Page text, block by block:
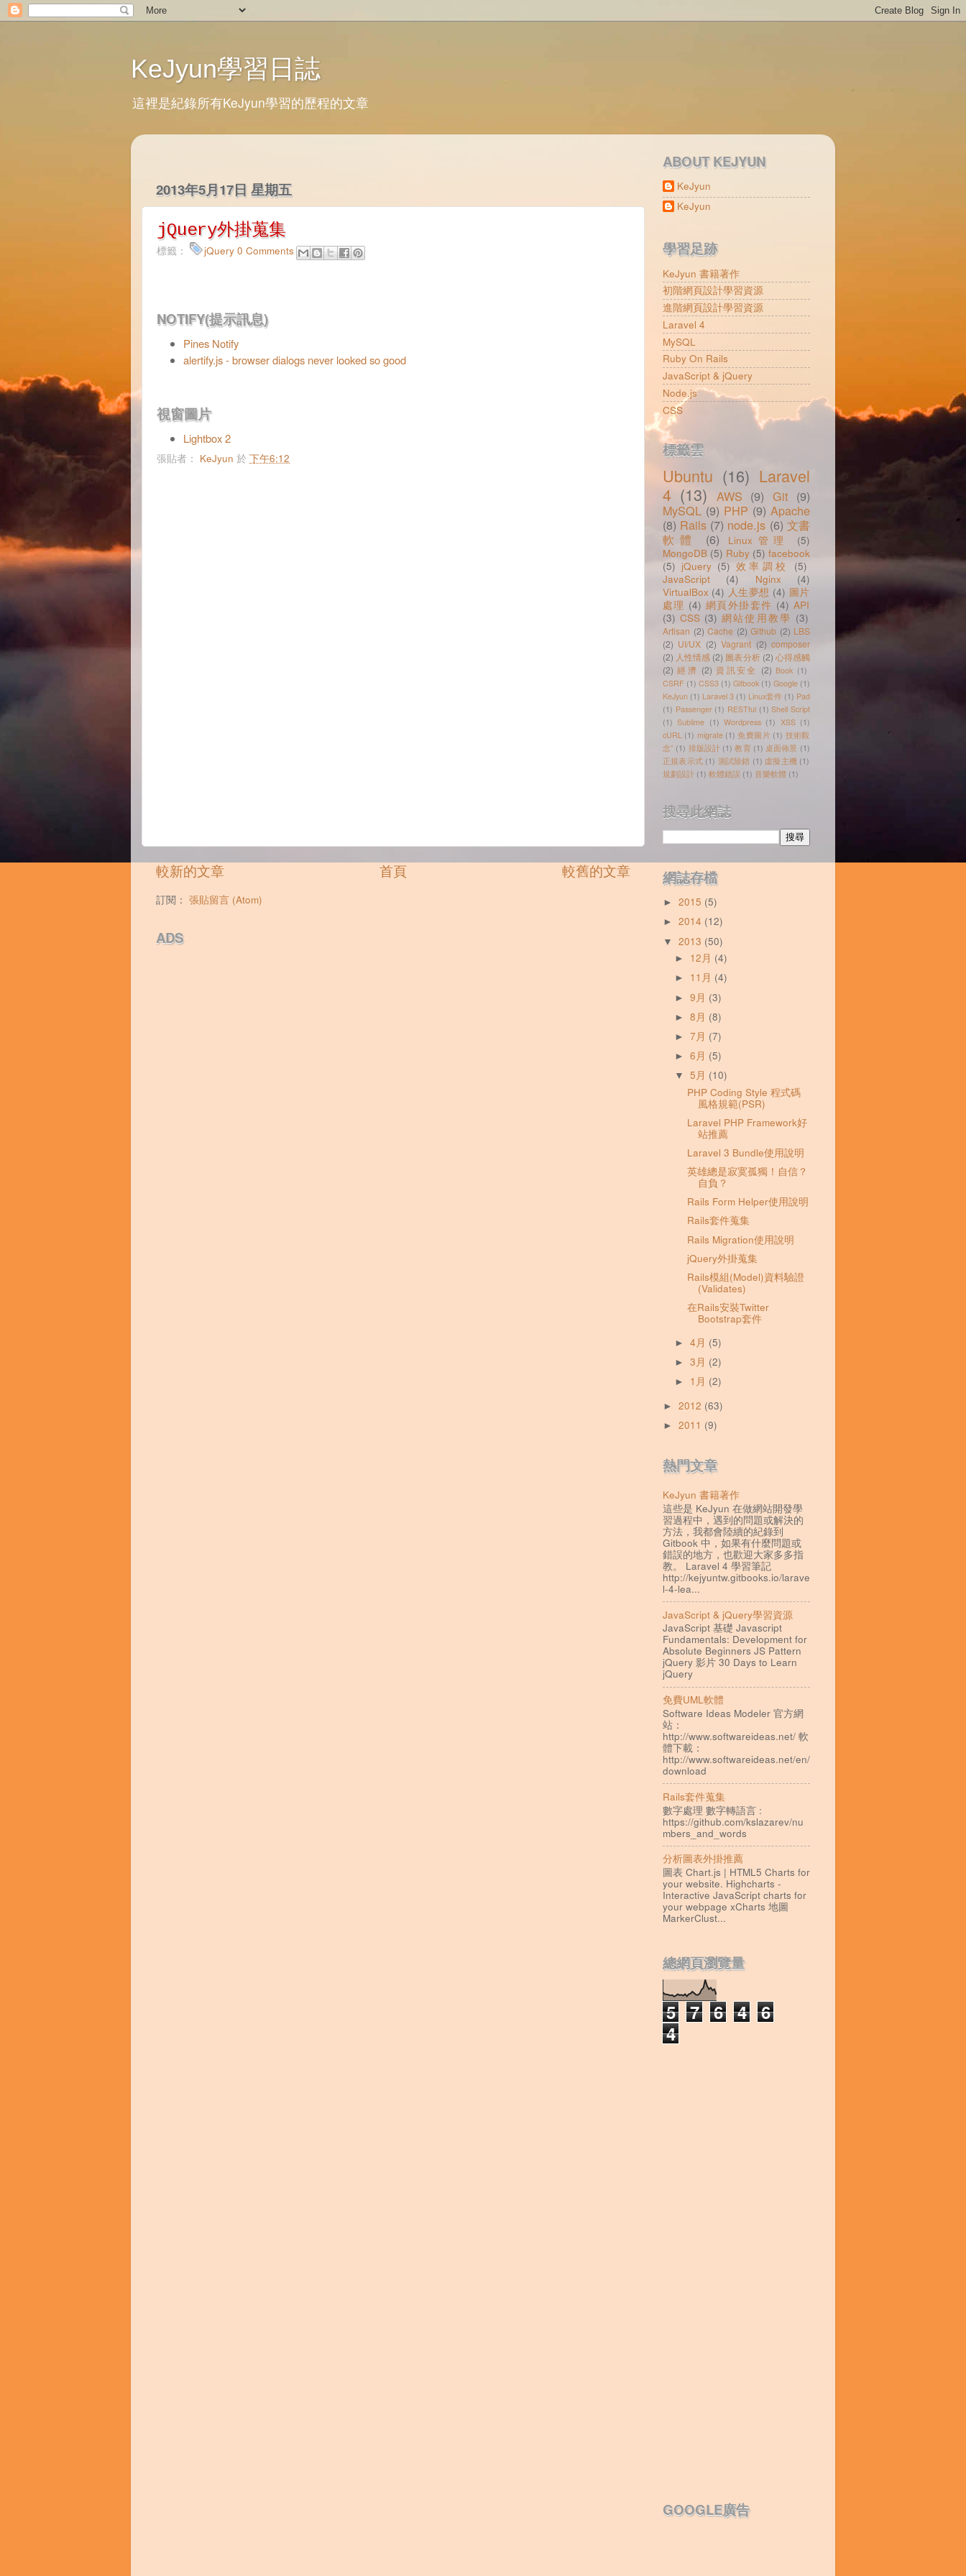
KeJyun學習日誌
這裡是紀錄所有KeJyun學習的歷程的文章
2013年5月17日 星期五
jQuery外掛蒐集
標籤： jQuery 0 Comments
NOTIFY(提示訊息)
Pines Notify
alertify.js - browser dialogs never looked so good
視窗圖片
Lightbox 2
張貼者： KeJyun 於 下午6:12
較新的文章 較舊的文章
首頁
訂閱： 張貼留言 (Atom)
ADS
ABOUT KEJYUN
KeJyun
KeJyun
學習足跡
KeJyun 書籍著作
初階網頁設計學習資源
進階網頁設計學習資源
Laravel 4
MySQL
Ruby On Rails
JavaScript & jQuery
Node.js
CSS
標籤雲
Ubuntu (16) Laravel
4 (13) AWS (9) Git (9)
MySQL (9) PHP (9) Apache
(8) Rails (7) node.js (6) 文書
軟體
(6) Linux管理
(5)
MongoDB (5) Ruby (5) facebook
(5) jQuery (5) 效率調校
(5)
JavaScript
(4) Nginx
(4)
VirtualBox (4) 人生夢想 (4) 圖片
處理 (4) 網頁外掛套件 (4) API
(3) CSS (3) 網站使用教學 (3)
Artisan (2) Cache (2) Github (2) LBS
(2) UI/UX (2) Vagrant (2) composer
(2) 人性情感 (2) 圖表分析 (2) 心得感觸
(2) 經濟 (2) 資訊安全 (2) Book (1)
CSRF (1) CSS3 (1) Gitbook (1) Google (1)
KeJyun (1) Laravel 3 (1) Linux套件 (1) Pad
(1) Passenger (1) RESTful (1) Shell Script
(1) Sublime (1) Wordpress (1) XSS (1)
cURL (1) migrate (1) 免費圖片 (1) 技術觀
念ˇ (1) 排版設計 (1) 教育 (1) 桌面佈景 (1)
正規表示式 (1) 測試除錯 (1) 虛擬主機 (1)
規劃設計 (1) 軟體錯誤 (1) 音樂軟體 (1)
搜尋此網誌
網誌存檔
► 2015 (5)
► 2014 (12)
▼ 2013 (50)
► 12月 (4)
► 11月 (4)
►9月 (3)
►8月 (8)
►7月 (7)
►6月 (5)
▼5月 (10)
PHP Coding Style 程式碼
風格規範(PSR)
Laravel PHP Framework好
站推薦
Laravel 3 Bundle使用說明
英雄總是寂寞孤獨！自信？
自負？
Rails Form Helper使用說明
Rails套件蒐集
Rails Migration使用說明
jQuery外掛蒐集
Rails模組(Model)資料驗證
(Validates)
在Rails安裝Twitter
Bootstrap套件
►4月 (5)
►3月 (2)
► 1月 (2)
► 2012 (63)
► 2011 (9)
熱門文章
KeJyun 書籍著作
這些是 KeJyun 在做網站開發學
習過程中，遇到的問題或解決的
方法，我都會陸續的紀錄到
Gitbook 中，如果有什麼問題或
錯誤的地方，也歡迎大家多多指
教。 Laravel 4 學習筆記
http://kejyuntw.gitbooks.io/larave
l-4-lea...
JavaScript & jQuery學習資源
JavaScript 基礎 Javascript
Fundamentals: Development for
Absolute Beginners JS Pattern
jQuery 影片 30 Days to Learn
jQuery
免費UML軟體
Software Ideas Modeler 官方網
站：
http://www.softwareideas.net/ 軟
體下載：
http://www.softwareideas.net/en/
download
Rails套件蒐集
數字處理 數字轉語言 :
https://github.com/kslazarev/nu
mbers_and_words
分析圖表外掛推薦
圖表 Chart.js | HTML5 Charts for
your website. Highcharts -
Interactive JavaScript charts for
your webpage xCharts 地圖
MarkerClust...
總網頁瀏覽量
5 7 6 4 6
4
GOOGLE廣告